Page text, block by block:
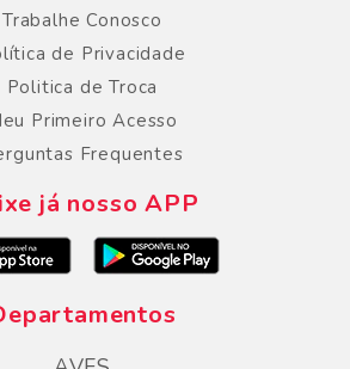
Trabalhe Conosco
de Privacidade
Politica de Troca
Primeiro Acesso
Frequentes
já nosso APP